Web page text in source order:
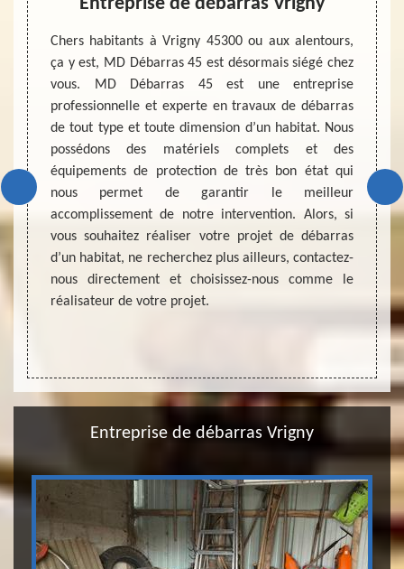
aussi
aller
il
votre
de
et
Chers habitants à Vrigny 45300 ou aux alentours,
ça y est, MD Débarras 45 est désormais siégé chez
vous. MD Débarras 45 est une entreprise
professionnelle et experte en travaux de débarras
de tout type et toute dimension d’un habitat. Nous
possédons des matériels complets et des
équipements de protection de très bon état qui
nous permet de garantir le meilleur
accomplissement de notre intervention. Alors, si
vous souhaitez réaliser votre projet de débarras
d’un habitat, ne recherchez plus ailleurs, contactez-
nous directement et choisissez-nous comme le
réalisateur de votre projet.
de
pas
avec
être
Entreprise de débarras Vrigny